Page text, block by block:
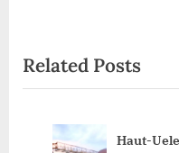
u
s
t
P
Related Posts
Haut-